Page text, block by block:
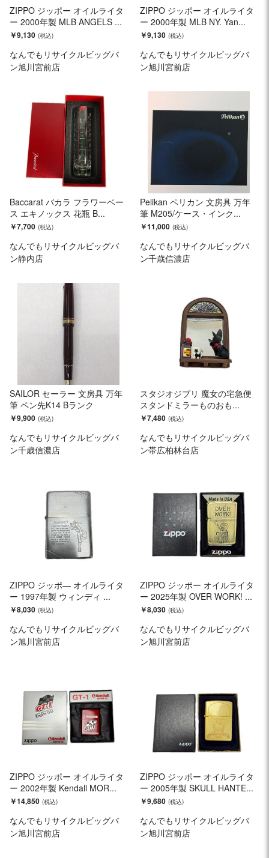
ZIPPO ジッポー オイルライタ
ー 2000年製 MLB ANGELS ...
￥9,130
なんでもリサイクルビッグバ
ン旭川宮前店
ZIPPO ジッポー オイルライタ
ー 2000年製 MLB NY. Yan...
￥9,130
なんでもリサイクルビッグバ
ン旭川宮前店
Baccarat バカラ フラワーベー
ス エキノックス 花瓶 B...
￥7,700
なんでもリサイクルビッグバ
ン静内店
Pelikan ペリカン 文房具 万年
筆 M205/ケース・インク...
￥11,000
なんでもリサイクルビッグバ
ン千歳信濃店
SAILOR セーラー 文房具 万年
筆 ペン先K14 Bランク
￥9,900
なんでもリサイクルビッグバ
ン千歳信濃店
スタジオジブリ 魔女の宅急便
スタンドミラーものおも...
￥7,480
なんでもリサイクルビッグバ
ン帯広柏林台店
ZIPPO ジッポ― オイルライタ
ー 1997年製 ウィンディ ...
￥8,030
なんでもリサイクルビッグバ
ン旭川宮前店
ZIPPO ジッポー オイルライタ
ー 2025年製 OVER WORK! ...
￥8,030
なんでもリサイクルビッグバ
ン旭川宮前店
ZIPPO ジッポー オイルライタ
ー 2002年製 Kendall MOR...
￥14,850
なんでもリサイクルビッグバ
ン旭川宮前店
ZIPPO ジッポー オイルライタ
ー 2005年製 SKULL HANTE...
￥9,680
なんでもリサイクルビッグバ
ン旭川宮前店